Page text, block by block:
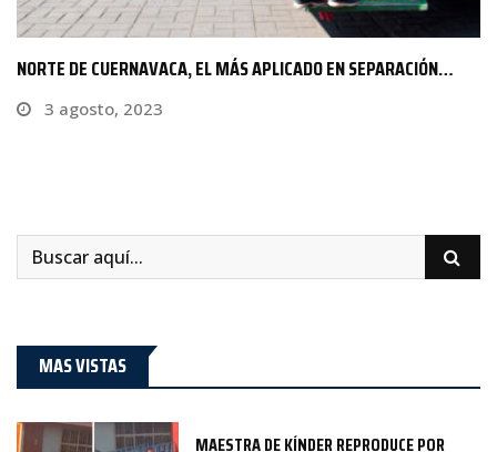
INVESTIGA CUERNAVACA MUERTE DE JOVEN EN BAR
30 abril, 2023
MAS VISTAS
MAESTRA DE KÍNDER REPRODUCE POR